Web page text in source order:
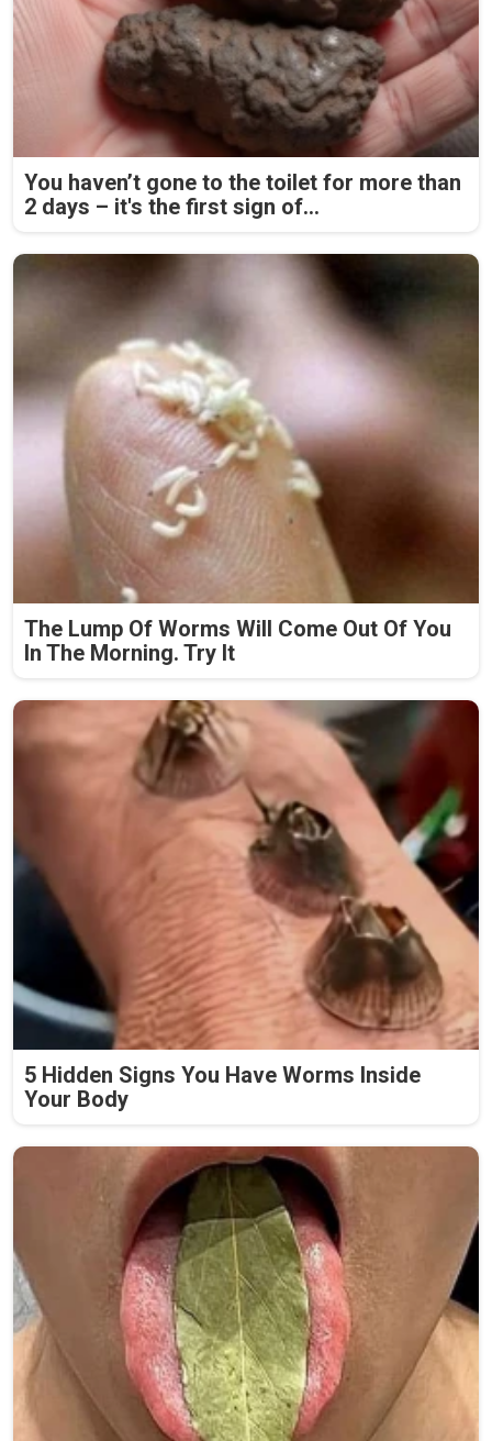
You haven’t gone to the toilet for more than
2 days – it's the first sign of...
The Lump Of Worms Will Come Out Of You
In The Morning. Try It
5 Hidden Signs You Have Worms Inside
Your Body